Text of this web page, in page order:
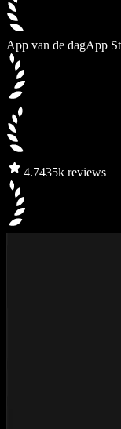
App van de dagApp
4.7435k reviews